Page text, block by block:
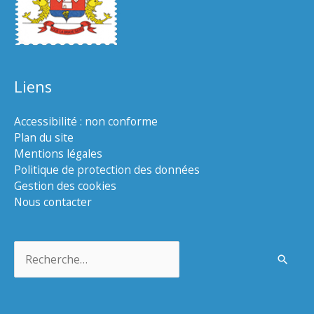
Liens
Accessibilité : non conforme
Plan du site
Mentions légales
Politique de protection des données
Gestion des cookies
Nous contacter